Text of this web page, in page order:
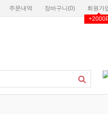
회원가
장바구니(0)
주문내역